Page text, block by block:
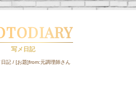
写メ日記
日記 / [お題]from:元調理師さん